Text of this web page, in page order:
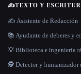
✍️TEXTO Y
✍️ Asistente de Redacción
📚 Ayudante de deberes y
💡 Biblioteca e ingeniería
🕵️ Detector y humanizador